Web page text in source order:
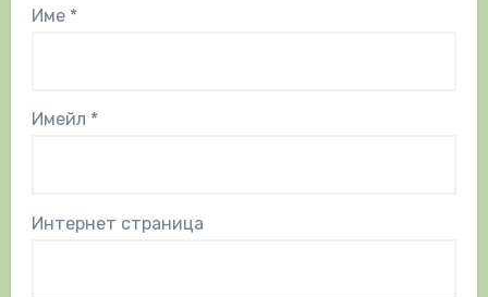
Име *
Имейл *
Интернет страница